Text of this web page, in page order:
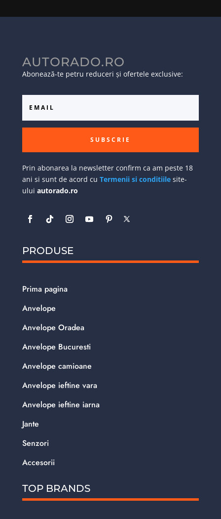
AUTORADO.RO
Abonează-te petru reduceri și ofertele exclusive:
SUBSCRIE
Prin abonarea la newsletter confirm ca am peste 18
ani si sunt de acord cu Termenii si conditiilesite-
ului autorado.ro
PRODUSE
Prima pagina
Anvelope
Anvelope Oradea
Anvelope Bucuresti
Anvelope camioane
Anvelope ieftine vara
Anvelope ieftine iarna
Jante
Senzori
Accesorii
TOP BRANDS